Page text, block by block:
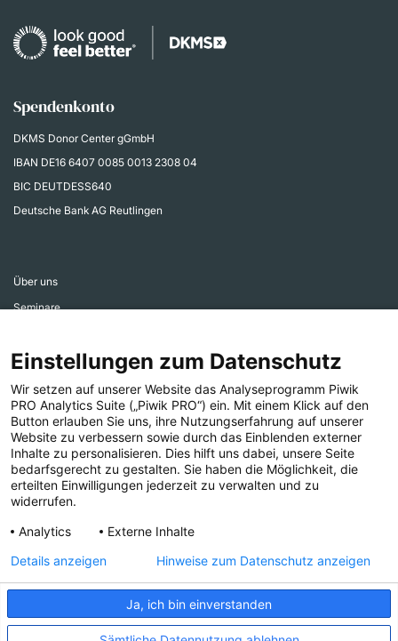
Spendenkonto
DKMS Donor Center gGmbH
IBAN DE16 6407 0085 0013 2308 04
BIC DEUTDESS640
Deutsche Bank AG Reutlingen
Über uns
Seminare
Ehrenamtsbereich
Aktuelles
Presse
Folgen Sie uns!
IMPRESSUM COMPLIANCE DATENSCHUTZ
Einstellungen zum Datenschutz
Wir setzen auf unserer Website das Analyseprogramm Piwik
PRO Analytics Suite („Piwik PRO“) ein. Mit einem Klick auf den
Button erlauben Sie uns, ihre Nutzungserfahrung auf unserer
Website zu verbessern sowie durch das Einblenden externer
Inhalte zu personalisieren. Dies hilft uns dabei, unsere Seite
bedarfsgerecht zu gestalten. Sie haben die Möglichkeit, die
erteilten Einwilligungen jederzeit zu verwalten und zu
widerrufen.
Analytics
Externe Inhalte
Ja, ich bin einverstanden
Details anzeigen Hinweise zum Datenschutz anzeigen